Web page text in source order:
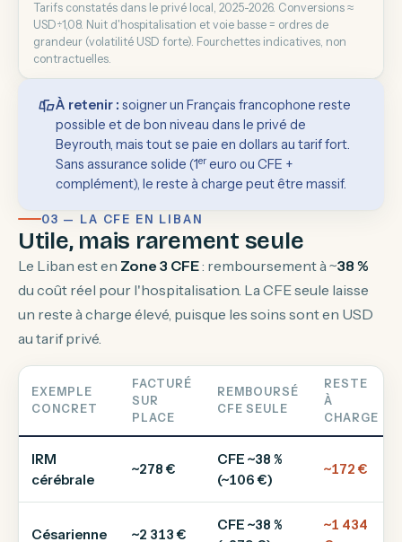
Tarifs constatés dans le privé local, 2025-2026. Conversions ≈
USD÷1,08. Nuit d'hospitalisation et voie basse = ordres de
grandeur (volatilité USD forte). Fourchettes indicatives, non
contractuelles.
À retenir : soigner un Français francophone reste
possible et de bon niveau dans le privé de
Beyrouth, mais tout se paie en dollars au tarif fort.
Sans assurance solide (1er euro ou CFE +
complément), le reste à charge peut être massif.
03 — LA CFE EN LIBAN
Utile, mais rarement seule
Le Liban est en Zone 3 CFE: remboursement à ~38 %
du coût réel pour l'hospitalisation. La CFE seule laisse
un reste à charge élevé, puisque les soins sont en USD
au tarif privé.
EXEMPLE
CONCRET
FACTURÉ
SUR
PLACE
REMBOURSÉ
CFE SEULE
RESTE
À
CHARGE
IRM
cérébrale
~278 €
CFE ~38 %
(~106 €)
~172 €
Césarienne ~2 313 €
CFE ~38 %
~1 434